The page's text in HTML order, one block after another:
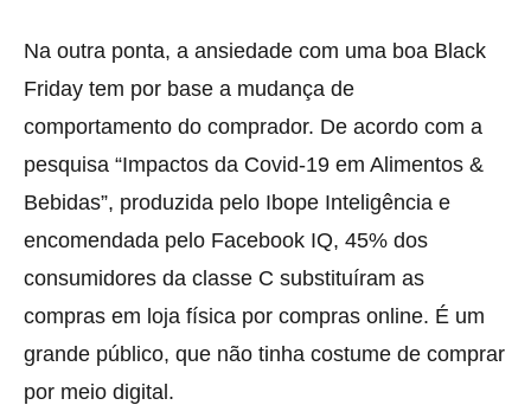
Na outra ponta, a ansiedade com uma boa Black
Friday tem por base a mudança de
comportamento do comprador. De acordo com a
pesquisa “Impactos da Covid-19 em Alimentos &
Bebidas”, produzida pelo Ibope Inteligência e
encomendada pelo Facebook IQ, 45% dos
consumidores da classe C substituíram as
compras em loja física por compras online. É um
grande público, que não tinha costume de comprar
por meio digital.